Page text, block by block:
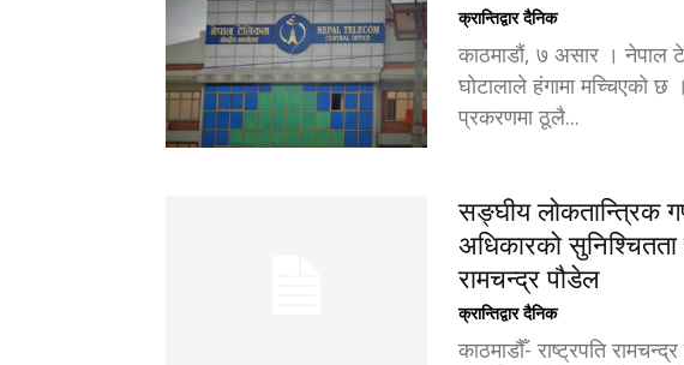
क्रान्तिद्वार दैनिक
काठमाडौं, ७ असार । नेपाल
घोटालाले हंगामा मच्चिएको
प्रकरणमा ठूलै...
सङ्घीय लोकतान्त्रिक
अधिकारको सुनिश्चितता
रामचन्द्र पौडेल
क्रान्तिद्वार दैनिक
काठमाडौँ- राष्ट्रपति